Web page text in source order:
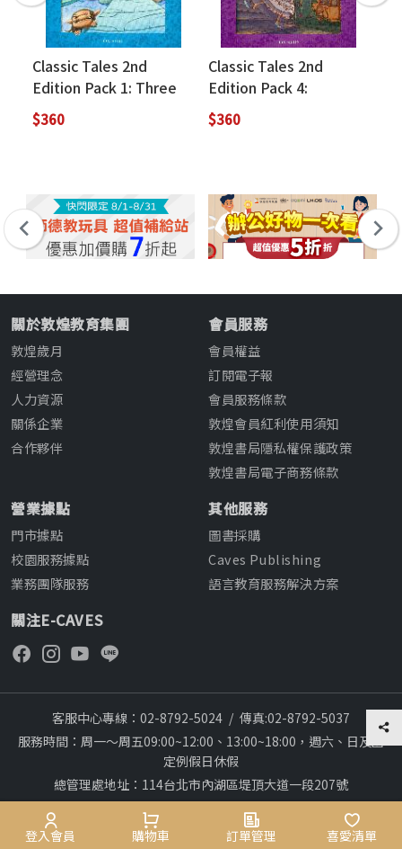
Classic Tales 2nd
Edition Pack 1: Three
Billy-Goats (with Audio
Download Access
$360
Classic Tales 2nd
Edition Pack 4:
Cinderella (with Audio
Download Access
$360
會員專區 購物車 訂單管理 喜愛清單
關於敦煌教育集團
敦煌歲月
經營理念
人力資源
關係企業
合作夥伴
會員服務
會員權益
訂閱電子報
會員服務條款
敦煌會員紅利使用須知
敦煌書局隱私權保護政策
敦煌書局電子商務條款
營業據點
門市據點
校園服務據點
業務團隊服務
其他服務
圖書採購
Caves Publishing
語言教育服務解決方案
關注E-CAVES
客服中心專線：02-8792-5024 / 傳真:02-8792-5037
服務時間：周一～周五09:00~12:00、13:00~18:00，週六、日及國
定例假日休假
總管理處地址：114台北市內湖區堤頂大道一段207號
本網站建議採用chrome瀏覽器,瀏覽更順暢
Copyright © 2012~All rights reserved
登入會員 購物車 訂單管理 喜愛清單